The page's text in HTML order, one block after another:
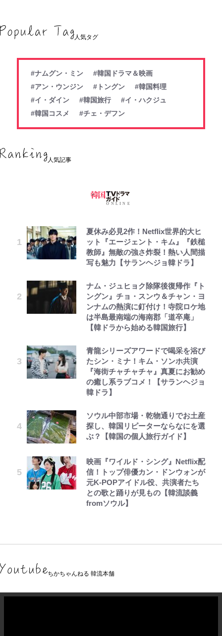
人気タグ
#ナムグン・ミン
#韓国ドラマ＆映画
#アン・ウンジン
#トングン
#韓国料理
#イ・ダイン
#韓国旅行
#イ・ハクジュ
#韓国コスメ
#チェ・デフン
人気記事
夏休み必見2作！Netflix世界的大ヒ
ット『エージェント・キム』『鉄槌
教師』無敵の強さ炸裂！熱い人間描
写も魅力【サランヘジョ韓ドラ】
ナム・ジュヒョク除隊後復帰作『ト
ングン』チョ・スンウ＆チャン・ヨ
ンナムの熱演に釘付け！寺院ロケ地
は半島最南端の海南郡「道卒庵」
【韓ドラから始める韓国旅行】
青龍シリーズアワードで喝采を浴び
たシン・ミナ！キム・ソンホ共演
『海街チャチャチャ』真夏にお勧め
の癒し系ラブコメ！【サランヘジョ
韓ドラ】
ソウル中部市場・乾物通りでお土産
探し、韓国リピーターならなにを選
ぶ？【韓国の個人旅行ガイド】
映画『ワイルド・シング』Netflix配
信！トップ俳優カン・ドンウォンが
元K-POPアイドル役、共演者たち
との歌と踊りが見もの【韓流談義
fromソウル】
ちかちゃんねる 韓流本舗